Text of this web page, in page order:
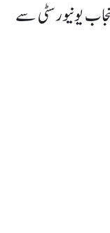
یونیورسٹی سے